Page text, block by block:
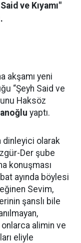
ve Kıyamı"
akşamı yeni
“Şeyh Said ve
Haksöz
yaptı.
dinleyici olarak
Der şube
konuşması
ayında böylesi
Sevim,
şanslı bile
alimin ve
eliyle